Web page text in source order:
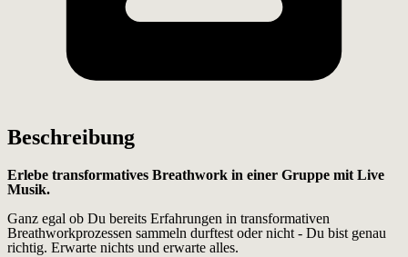
Beschreibung
Erlebe transformatives Breathwork in einer Gruppe mit Live
Musik.
Ganz egal ob Du bereits Erfahrungen in transformativen
Breathworkprozessen sammeln durftest oder nicht - Du bist genau
richtig. Erwarte nichts und erwarte alles.